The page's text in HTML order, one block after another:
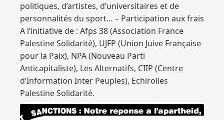
politiques, d’artistes, d’universitaires et de
personnalités du sport… – Participation aux frais
A l’initiative de : Afps 38 (Association France
Palestine Solidarité), UJFP (Union Juive Française
pour la Paix), NPA (Nouveau Parti
Anticapitaliste), Les Alternatifs, CIIP (Centre
d’Information Inter Peuples), Echirolles
Palestine Solidarité.